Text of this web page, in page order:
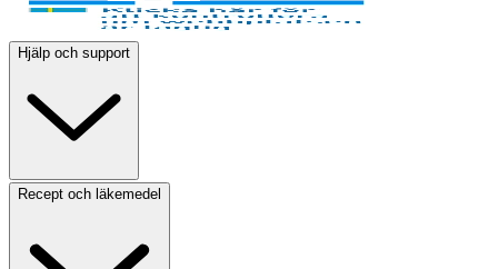
Hjälp och support
Recept och läkemedel